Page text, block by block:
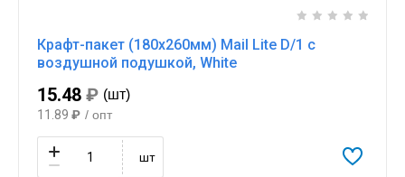
Крафт-пакет (180х260мм) Mail Lite D/1 с
воздушной подушкой, White
15.48 ₽ (шт)
11.89 ₽ / опт
шт